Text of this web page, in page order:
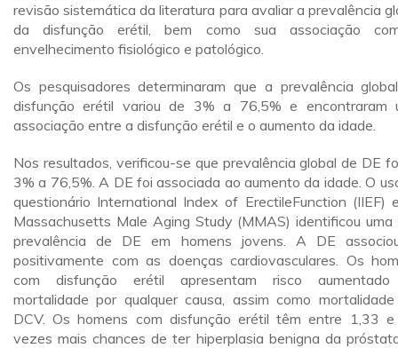
revisão sistemática da literatura para avaliar a prevalência
da disfunção erétil, bem como sua associação
envelhecimento fisiológico e patológico.
Os pesquisadores determinaram que a prevalência
disfunção erétil variou de 3% a 76,5% e encontraram
associação entre a disfunção erétil e o aumento da idade.
Nos resultados, verificou-se que prevalência global de DE
3% a 76,5%. A DE foi associada ao aumento da idade. O
questionário International Index of ErectileFunction (IIEF)
Massachusetts Male Aging Study (MMAS) identificou uma
prevalência de DE em homens jovens. A DE
positivamente com as doenças cardiovasculares. Os
com disfunção erétil apresentam risco
mortalidade por qualquer causa, assim como
DCV. Os homens com disfunção erétil têm entre 1,33
vezes mais chances de ter hiperplasia benigna da